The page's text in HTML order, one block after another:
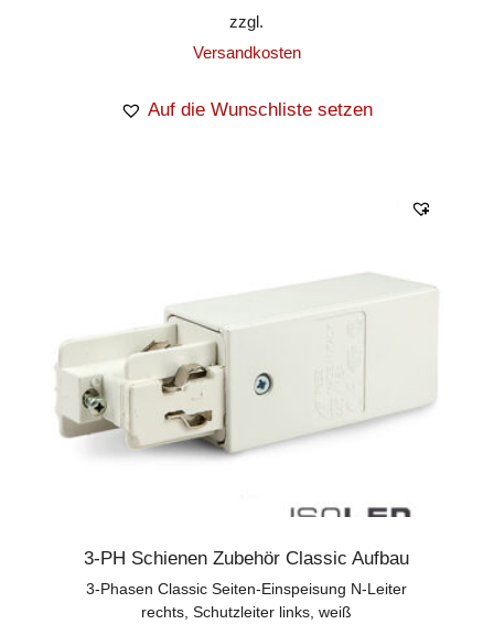
zzgl.
Versandkosten
Auf die Wunschliste setzen
3-PH Schienen Zubehör Classic Aufbau
3-Phasen Classic Seiten-Einspeisung N-Leiter
rechts, Schutzleiter links, weiß